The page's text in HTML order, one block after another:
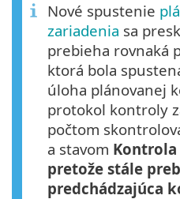
Nové spustenie
zariadenia sa
prebieha rovnaká
ktorá bola
úloha plánovanej
protokol kontroly
počtom
a stavom Kontrola
pretože stále
predchádzajúca